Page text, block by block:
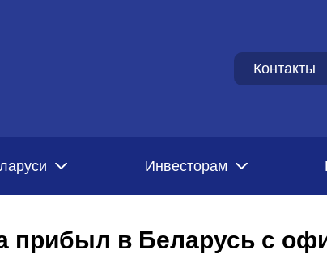
Контакты
Инвесторам
прибыл в Беларусь с